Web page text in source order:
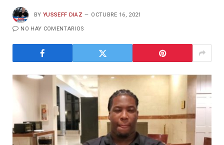
BY YUSSEFF DIAZ OCTUBRE 16, 2021
NO HAY COMENTARIOS